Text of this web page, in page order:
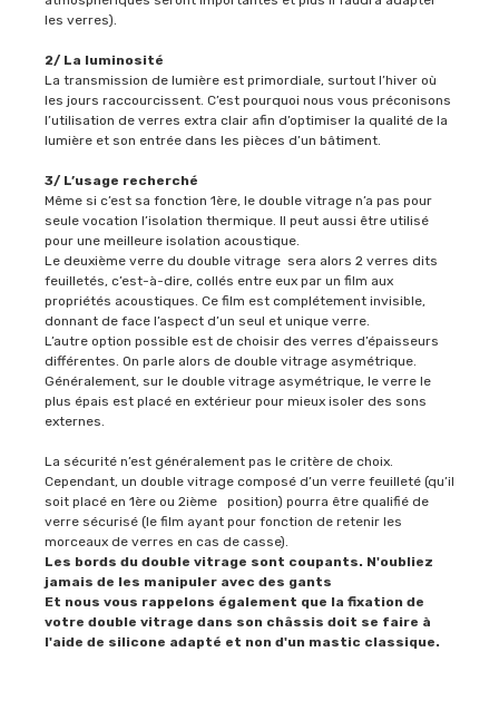
les verres).
2/ La luminosité
La transmission de lumière est primordiale, surtout l’hiver où
les jours raccourcissent. C’est pourquoi nous vous préconisons
l’utilisation de verres extra clair afin d’optimiser la qualité de la
lumière et son entrée dans les pièces d’un bâtiment.
3/ L’usage recherché
Même si c’est sa fonction 1ère, le double vitrage n’a pas pour
seule vocation l’isolation thermique. Il peut aussi être utilisé
pour une meilleure isolation acoustique.
Le deuxième verre du double vitrage sera alors 2 verres dits
feuilletés, c’est-à-dire, collés entre eux par un film aux
propriétés acoustiques. Ce film est complétement invisible,
donnant de face l’aspect d’un seul et unique verre.
L’autre option possible est de choisir des verres d’épaisseurs
différentes. On parle alors de double vitrage asymétrique.
Généralement, sur le double vitrage asymétrique, le verre le
plus épais est placé en extérieur pour mieux isoler des sons
externes.
La sécurité n’est généralement pas le critère de choix.
Cependant, un double vitrage composé d’un verre feuilleté (qu’il
soit placé en 1ère ou 2ième position) pourra être qualifié de
verre sécurisé (le film ayant pour fonction de retenir les
morceaux de verres en cas de casse).
Les bords du double vitrage sont coupants. N'oubliez
jamais de les manipuler avec des gants
Et nous vous rappelons également que la fixation de
votre double vitrage dans son châssis doit se faire à
l'aide de silicone adapté et non d'un mastic classique.